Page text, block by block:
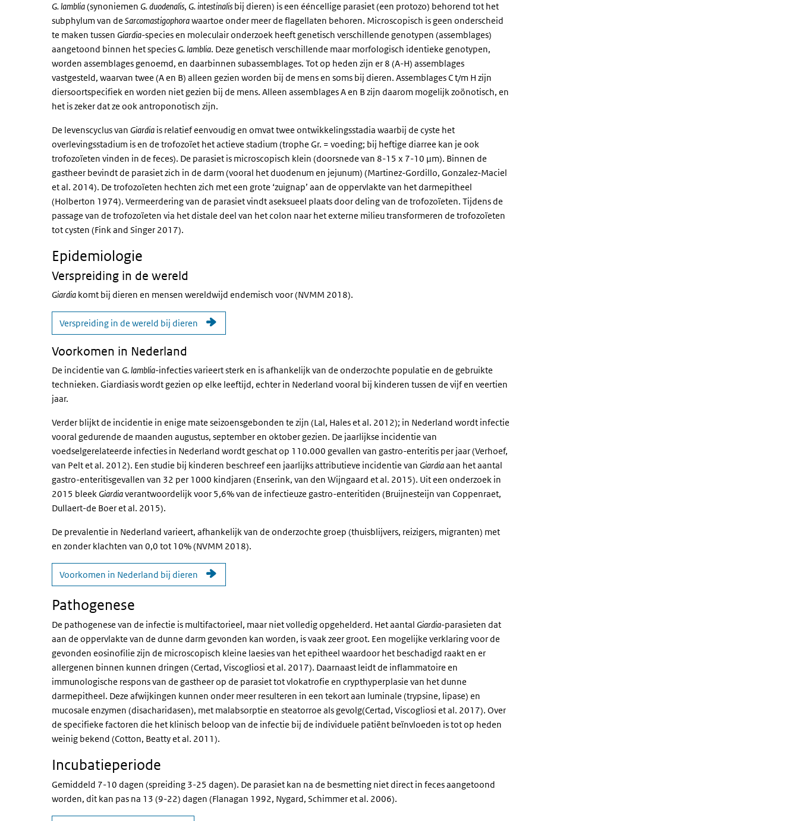
G. lamblia(synoniemen G. duodenalis, G. intestinalis bij dieren) is een ééncellige parasiet (een protozo) behorend tot het
subphylum van de Sarcomastigophorawaartoe onder meer de flagellaten behoren. Microscopisch is geen onderscheid
te maken tussen Giardia-species en moleculair onderzoek heeft genetisch verschillende genotypen (assemblages)
aangetoond binnen het species G. lamblia. Deze genetisch verschillende maar morfologisch identieke genotypen,
worden assemblages genoemd, en daarbinnen subassemblages. Tot op heden zijn er 8 (A-H) assemblages
vastgesteld, waarvan twee (A en B) alleen gezien worden bij de mens en soms bij dieren. Assemblages C t/m H zijn
diersoortspecifiek en worden niet gezien bij de mens. Alleen assemblages A en B zijn daarom mogelijk zoönotisch, en
het is zeker dat ze ook antroponotisch zijn.
De levenscyclus van Giardia is relatief eenvoudig en omvat twee ontwikkelingsstadia waarbij de cyste het
overlevingsstadium is en de trofozoïet het actieve stadium (trophe Gr. = voeding; bij heftige diarree kan je ook
trofozoïeten vinden in de feces). De parasiet is microscopisch klein (doorsnede van 8-15 x 7-10 µm). Binnen de
gastheer bevindt de parasiet zich in de darm (vooral het duodenum en jejunum) (Martinez-Gordillo, Gonzalez-Maciel
et al. 2014). De trofozoïeten hechten zich met een grote ‘zuignap’ aan de oppervlakte van het darmepitheel
(Holberton 1974). Vermeerdering van de parasiet vindt aseksueel plaats door deling van de trofozoïeten. Tijdens de
passage van de trofozoïeten via het distale deel van het colon naar het externe milieu transformeren de trofozoïeten
tot cysten (Fink and Singer 2017).
Epidemiologie
Verspreiding in de wereld
Giardia komt bij dieren en mensen wereldwijd endemisch voor (NVMM 2018).
Verspreiding in de wereld bij dieren
Voorkomen in Nederland
De incidentie van G. lamblia-infecties varieert sterk en is afhankelijk van de onderzochte populatie en de gebruikte
technieken. Giardiasis wordt gezien op elke leeftijd, echter in Nederland vooral bij kinderen tussen de vijf en veertien
jaar.
Verder blijkt de incidentie in enige mate seizoensgebonden te zijn (Lal, Hales et al. 2012); in Nederland wordt infectie
vooral gedurende de maanden augustus, september en oktober gezien. De jaarlijkse incidentie van
voedselgerelateerde infecties in Nederland wordt geschat op 110.000 gevallen van gastro-enteritis per jaar (Verhoef,
van Pelt et al. 2012). Een studie bij kinderen beschreef een jaarlijks attributieve incidentie van Giardiaaan het aantal
gastro-enteritisgevallen van 32 per 1000 kindjaren (Enserink, van den Wijngaard et al. 2015). Uit een onderzoek in
2015 bleek Giardiaverantwoordelijk voor 5,6% van de infectieuze gastro-enteritiden (Bruijnesteijn van Coppenraet,
Dullaert-de Boer et al. 2015).
De prevalentie in Nederland varieert, afhankelijk van de onderzochte groep (thuisblijvers, reizigers, migranten) met
en zonder klachten van 0,0 tot 10% (NVMM 2018).
Voorkomen in Nederland bij dieren
Pathogenese
De pathogenese van de infectie is multifactorieel, maar niet volledig opgehelderd. Het aantal Giardia-parasieten dat
aan de oppervlakte van de dunne darm gevonden kan worden, is vaak zeer groot. Een mogelijke verklaring voor de
gevonden eosinofilie zijn de microscopisch kleine laesies van het epitheel waardoor het beschadigd raakt en er
allergenen binnen kunnen dringen (Certad, Viscogliosi et al. 2017). Daarnaast leidt de inflammatoire en
immunologische respons van de gastheer op de parasiet tot vlokatrofie en crypthyperplasie van het dunne
darmepitheel. Deze afwijkingen kunnen onder meer resulteren in een tekort aan luminale (trypsine, lipase) en
mucosale enzymen (disacharidasen), met malabsorptie en steatorroe als gevolg(Certad, Viscogliosi et al. 2017). Over
de specifieke factoren die het klinisch beloop van de infectie bij de individuele patiënt beïnvloeden is tot op heden
weinig bekend (Cotton, Beatty et al. 2011).
Incubatieperiode
Gemiddeld 7-10 dagen (spreiding 3-25 dagen). De parasiet kan na de besmetting niet direct in feces aangetoond
worden, dit kan pas na 13 (9-22) dagen (Flanagan 1992, Nygard, Schimmer et al. 2006).